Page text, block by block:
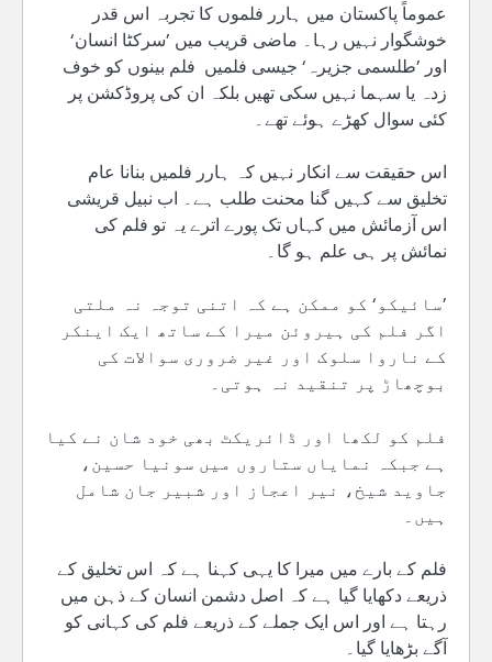
عموماً پاکستان میں ہارر فلموں کا تجربہ اس قدر
خوشگوار نہیں رہا۔ ماضی قریب میں ’سرکٹا انسان‘
اور ’طلسمی جزیرہ‘ جیسی فلمیں فلم بینوں کو خوف
زدہ یا سہما نہیں سکی تھیں بلکہ ان کی پروڈکشن پر
کئی سوال کھڑے ہوئے تھے۔
اس حقیقت سے انکار نہیں کہ ہارر فلمیں بنانا عام
تخلیق سے کہیں گنا محنت طلب ہے۔ اب نبیل قریشی
اس آزمائش میں کہاں تک پورے اترے یہ تو فلم کی
نمائش پر ہی علم ہو گا۔
’سائیکو‘ کو ممکن ہے کہ اتنی توجہ نہ ملتی
اگر فلم کی ہیروئن میرا کے ساتھ ایک اینکر
کے ناروا سلوک اور غیر ضروری سوالات کی
بوچھاڑ پر تنقید نہ ہوتی۔
فلم کو لکھا اور ڈائریکٹ بھی خود شان نے کیا
ہے جبکہ نمایاں ستاروں میں سونیا حسین،
جاوید شیخ، نیر اعجاز اور شبیر جان شامل
ہیں۔
فلم کے بارے میں میرا کا یہی کہنا ہے کہ اس تخلیق کے
ذریعے دکھایا گیا ہے کہ اصل دشمن انسان کے ذہن میں
رہتا ہے اور اس ایک جملے کے ذریعے فلم کی کہانی کو
آگے بڑھایا گیا۔